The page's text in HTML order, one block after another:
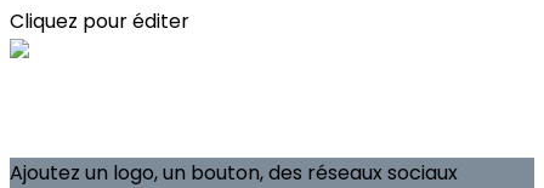
Cliquez pour éditer
Ajoutez un logo, un bouton, des réseaux sociaux